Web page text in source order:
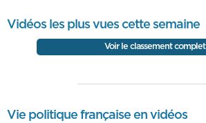
Vidéos les plus vues cette semaine
Voir le classement complet
Vie politique française en vidéos